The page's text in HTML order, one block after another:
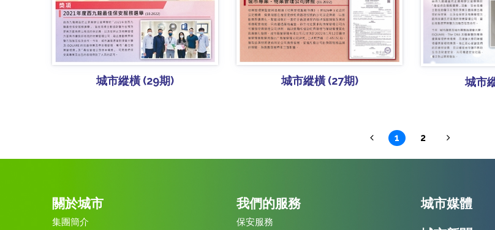
城市縱橫 (29期) 城市縱橫 (27期) 城市
1 2
關於城市
集團簡介
我們的服務
保安服務
城市媒體